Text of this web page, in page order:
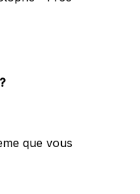
que vous